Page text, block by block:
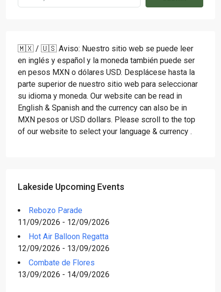
🇲🇽 / 🇺🇸 Aviso: Nuestro sitio web se puede leer
en inglés y español y la moneda también puede ser
en pesos MXN o dólares USD. Desplácese hasta la
parte superior de nuestro sitio web para seleccionar
su idioma y moneda. Our website can be read in
English & Spanish and the currency can also be in
MXN pesos or USD dollars. Please scroll to the top
of our website to select your language & currency .
Lakeside Upcoming Events
Rebozo Parade
11/09/2026 - 12/09/2026
Hot Air Balloon Regatta
12/09/2026 - 13/09/2026
Combate de Flores
13/09/2026 - 14/09/2026